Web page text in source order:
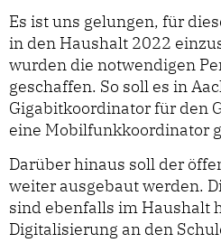
Es ist uns gelungen, für
in den Haushalt 2022
wurden die notwendigen
geschaffen. So soll es in
Gigabitkoordinator für den
eine Mobilfunkkoordinator
Darüber hinaus soll der
weiter ausgebaut werden.
sind ebenfalls im Haushalt
Digitalisierung an den